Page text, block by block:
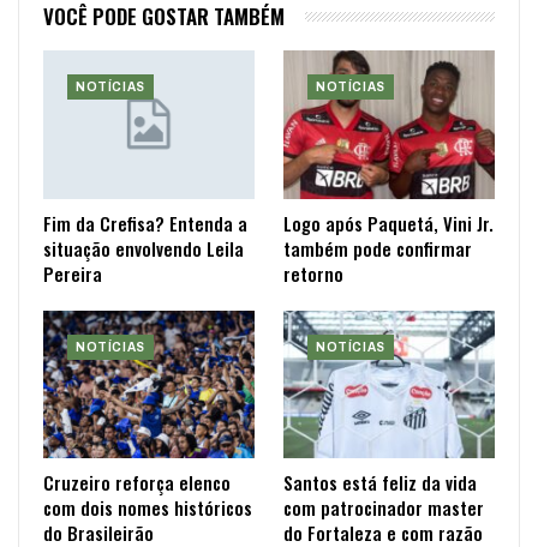
VOCÊ PODE GOSTAR TAMBÉM
NOTÍCIAS
Fim da Crefisa? Entenda a
situação envolvendo Leila
Pereira
NOTÍCIAS
Logo após Paquetá, Vini Jr.
também pode confirmar
retorno
NOTÍCIAS
Cruzeiro reforça elenco
com dois nomes históricos
do Brasileirão
NOTÍCIAS
Santos está feliz da vida
com patrocinador master
do Fortaleza e com razão